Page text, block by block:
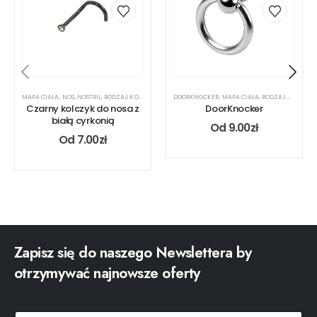
MAPA CIAŁA, NOS, NOSTRIL, RODZAJ KOLCZYKA
Czarny kolczyk do nosa z
białą cyrkonią
Od 7.00zł
DOORKNOCKER, MAPA CIAŁA, RODZAJ KOLCZYKA
DoorKnocker
Od 9.00zł
Zapisz się do naszego Newslettera by
otrzymywać najnowsze oferty